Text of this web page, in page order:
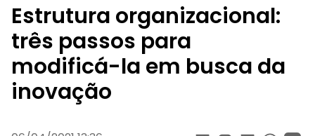
Estrutura organizacional:
três passos para
modificá-la em busca da
inovação